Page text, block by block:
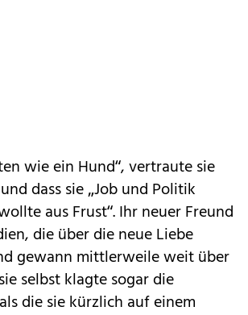
wie ein Hund“, vertraute sie
dass sie „Job und Politik
aus Frust“. Ihr neuer Freund
die über die neue Liebe
gewann mittlerweile weit über
selbst klagte sogar die
die sie kürzlich auf einem